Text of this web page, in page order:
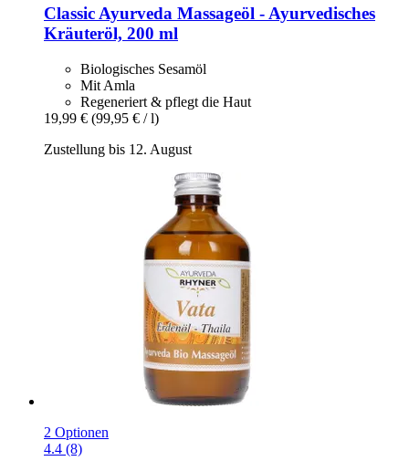
Classic Ayurveda Massageöl -​ Ayurvedisches
Kräuteröl, 200 ml
Biologisches Sesamöl
Mit Amla
Regeneriert & pflegt die Haut
19,99 € (99,95 € / l)
Zustellung bis 12. August
2 Optionen
4.4 (8)